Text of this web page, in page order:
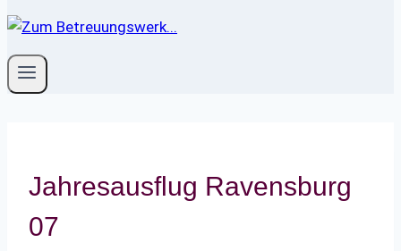
Jahresausflug Ravensburg
07